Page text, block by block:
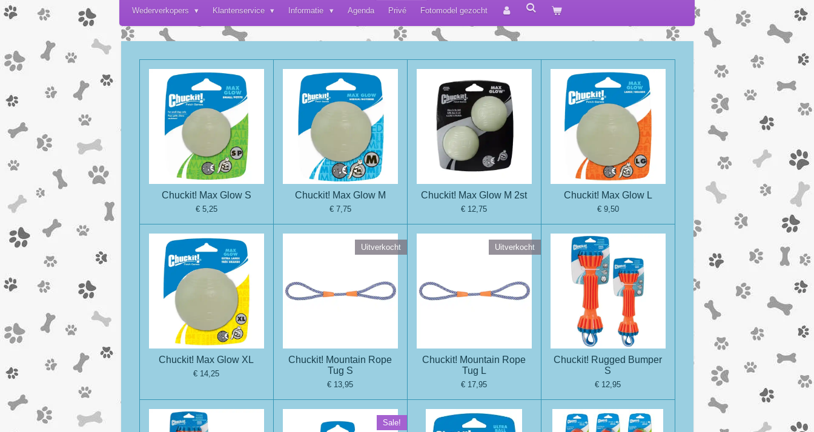
Wederverkopers Klantenservice Informatie Agenda Privé Fotomodel gezocht
Chuckit! Max Glow S
€ 5,25
Chuckit! Max Glow M
€ 7,75
Chuckit! Max Glow M 2st
€ 12,75
Chuckit! Max Glow L
€ 9,50
Chuckit! Max Glow XL
€ 14,25
Uitverkocht
Chuckit! Mountain Rope
Tug S
€ 13,95
Uitverkocht
Chuckit! Mountain Rope
Tug L
€ 17,95
Chuckit! Rugged Bumper
S
€ 12,95
Sale!